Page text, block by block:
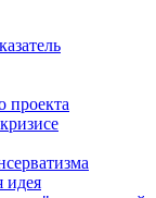
проекта
идея